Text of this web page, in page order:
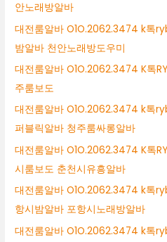
안노래방알바
대전룸알바 O1O.2062.3474 k톡
밤알바 천안노래방도우미
대전룸알바 O1O.2062.3474 K톡
주룸보도
대전룸알바 O1O.2062.3474 k톡
퍼블릭알바 청주룸싸롱알바
대전룸알바 O1O.2062.3474 K톡
시룸보도 춘천시유흥알바
대전룸알바 O1O.2062.3474 k톡
항시밤알바 포항시노래방알바
대전룸알바 O1O.2062.3474 k톡